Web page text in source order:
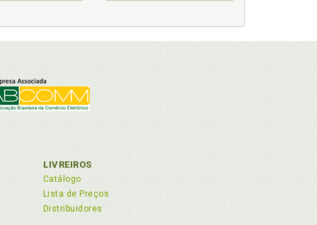
e Distribuição, p. 176
Geração e Transmissão de Energia Elétrica, p.
p. 283
dos créditos, p. 271
LIVREIROS
Catálogo
Lista de Preços
Distribuidores